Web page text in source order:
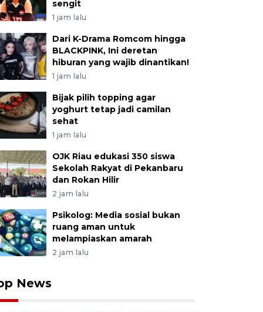
sengit
1 jam lalu
Dari K-Drama Romcom hingga
BLACKPINK, Ini deretan
hiburan yang wajib dinantikan!
1 jam lalu
Bijak pilih topping agar
yoghurt tetap jadi camilan
sehat
1 jam lalu
OJK Riau edukasi 350 siswa
Sekolah Rakyat di Pekanbaru
dan Rokan Hilir
2 jam lalu
Psikolog: Media sosial bukan
ruang aman untuk
melampiaskan amarah
2 jam lalu
News